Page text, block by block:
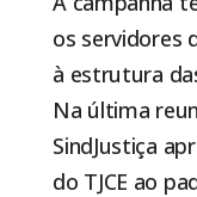
os servidores
à estrutura
Na última
SindJustiça
do TJCE ao